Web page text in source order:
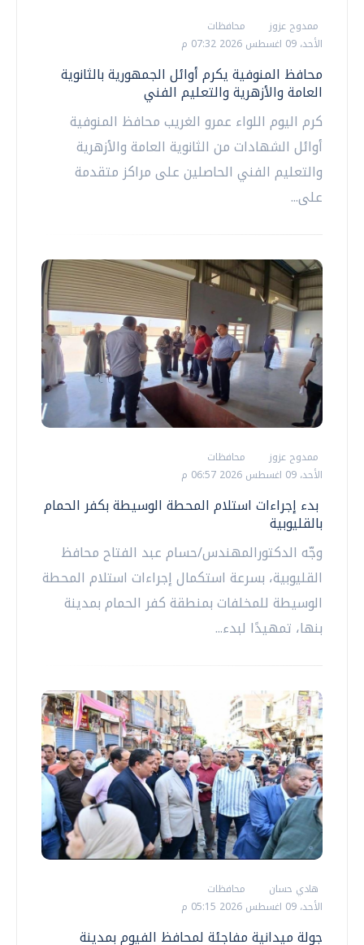
ممدوح عزوز
محافظات
الأحد، 09 اغسطس 2026 07:32 م
محافظ المنوفية يكرم أوائل الجمهورية بالثانوية
العامة والأزهرية والتعليم الفني
كرم اليوم اللواء عمرو الغريب محافظ المنوفية
أوائل الشهادات من الثانوية العامة والأزهرية
والتعليم الفني الحاصلين على مراكز متقدمة
على...
ممدوح عزوز
محافظات
الأحد، 09 اغسطس 2026 06:57 م
بدء إجراءات استلام المحطة الوسيطة بكفر الحمام
بالقليوبية
وجّه الدكتورالمهندس/حسام عبد الفتاح محافظ
القليوبية، بسرعة استكمال إجراءات استلام المحطة
الوسيطة للمخلفات بمنطقة كفر الحمام بمدينة
بنها، تمهيدًا لبدء...
هادي حسان
محافظات
الأحد، 09 اغسطس 2026 05:15 م
جولة ميدانية مفاجئة لمحافظ الفيوم بمدينة